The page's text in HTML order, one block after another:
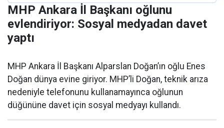
MHP Ankara İl Başkanı oğlunu
evlendiriyor: Sosyal medyadan davet
yaptı
MHP Ankara İl Başkanı Alparslan Doğan’ın oğlu Enes
Doğan dünya evine giriyor. MHP’li Doğan, teknik arıza
nedeniyle telefonunu kullanamayınca oğlunun
düğününe davet için sosyal medyayı kullandı.